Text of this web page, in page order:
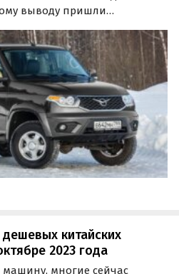
выводу пришли
сегмента в начале
китайских
2023 года
машину, многие сейчас